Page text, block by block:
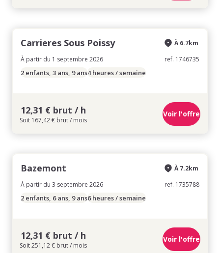
Carrieres Sous Poissy
À partir du 1 septembre 2026
À 6.7km
ref. 1746735
2 enfants, 3 ans, 9 ans4 heures / semaine
12,31 € brut / h
Soit 167,42 € brut / mois
Voir l'offre
Bazemont
À partir du 3 septembre 2026
À 7.2km
ref. 1735788
2 enfants, 6 ans, 9 ans6 heures / semaine
12,31 € brut / h
Soit 251,12 € brut / mois
Voir l'offre